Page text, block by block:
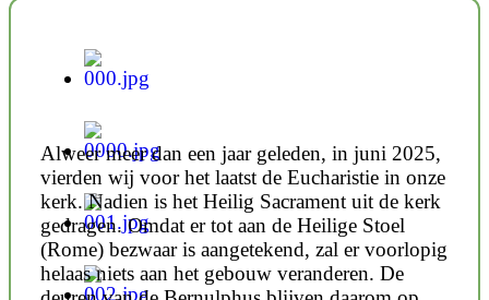
Alweer meer dan een jaar geleden, in juni 2025,
vierden wij voor het laatst de Eucharistie in onze
kerk. Nadien is het Heilig Sacrament uit de kerk
gedragen. Omdat er tot aan de Heilige Stoel
(Rome) bezwaar is aangetekend, zal er voorlopig
helaas niets aan het gebouw veranderen. De